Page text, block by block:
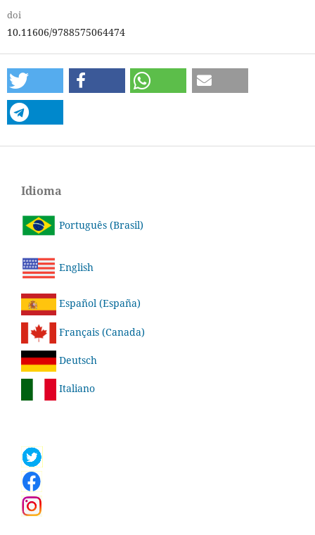
doi
10.11606/9788575064474
Idioma
Português (Brasil)
English
Español (España)
Français (Canada)
Deutsch
Italiano